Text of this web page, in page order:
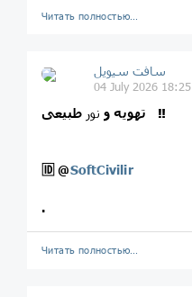
Читать полностью…
سافت سیویل
04 July 2026 18:25
تهویه و‌نور طبیعی ‼️
🆔@SoftCivilir
.
Читать полностью…